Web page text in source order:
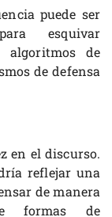
puede ser
esquivar
algoritmos de
de defensa
en el discurso.
reflejar una
de manera
formas de